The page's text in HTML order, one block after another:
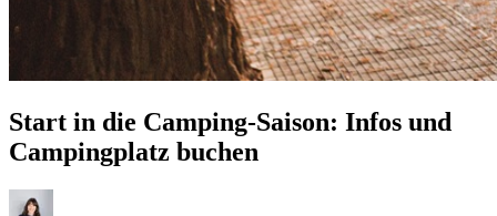
Start in die Camping-Saison: Infos und
Campingplatz buchen